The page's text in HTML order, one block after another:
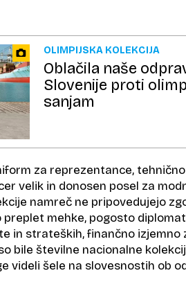
OLIMPIJSKA KOLEKCIJA
Oblačila naše
Slovenije proti
sanjam
za reprezentance,
velik in donosen posel za
namreč ne pripovedujejo
preplet mehke, pogosto
in strateških, finančno izjemno
bile številne nacionalne
videli šele na slovesnostih ob